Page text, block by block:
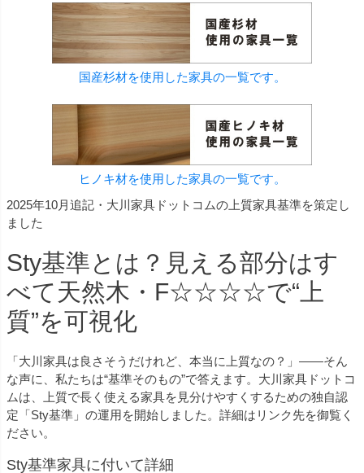
国産杉材を使用した家具の一覧です。
ヒノキ材を使用した家具の一覧です。
2025年10月追記・大川家具ドットコムの上質家具基準を策定し
ました
Sty基準とは？見える部分はす
べて天然木・F☆☆☆☆で“上
質”を可視化
「大川家具は良さそうだけれど、本当に上質なの？」――そん
な声に、私たちは“基準そのもの”で答えます。大川家具ドットコ
ムは、上質で長く使える家具を見分けやすくするための独自認
定「Sty基準」の運用を開始しました。詳細はリンク先を御覧く
ださい。
Sty基準家具に付いて詳細